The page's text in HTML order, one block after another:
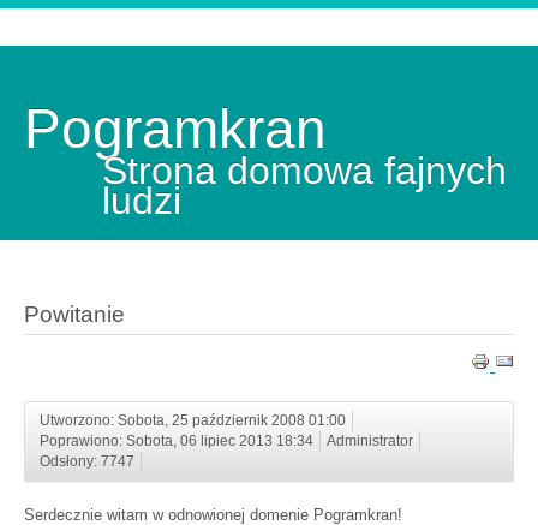
Pogramkran
Strona domowa fajnych
ludzi
Powitanie
Utworzono: Sobota, 25 październik 2008 01:00
Poprawiono: Sobota, 06 lipiec 2013 18:34
Administrator
Odsłony: 7747
Serdecznie witam w odnowionej domenie Pogramkran!